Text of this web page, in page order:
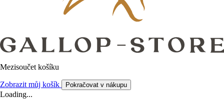
Mezisoučet košíku
Zobrazit můj košík Pokračovat v nákupu
Loading...